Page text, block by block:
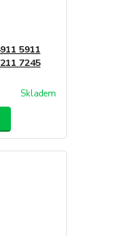
5911
7245
Skladem